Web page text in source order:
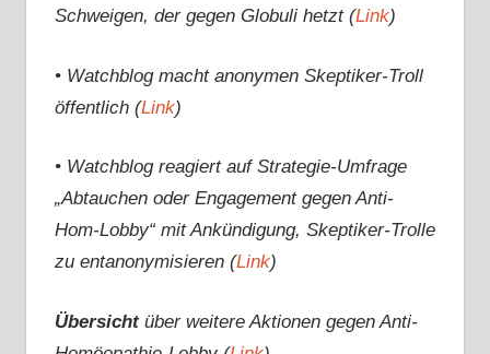
Schweigen, der gegen Globuli hetzt (Link)
• Watchblog macht anonymen Skeptiker-Troll
öffentlich (Link)
• Watchblog reagiert auf Strategie-Umfrage
„Abtauchen oder Engagement gegen Anti-
Hom-Lobby“ mit Ankündigung, Skeptiker-Trolle
zu entanonymisieren (Link)
Übersichtüber weitere Aktionen gegen Anti-